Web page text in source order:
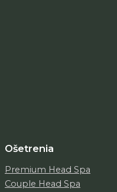
Ošetrenia
Premium Head Spa
Couple Head Spa